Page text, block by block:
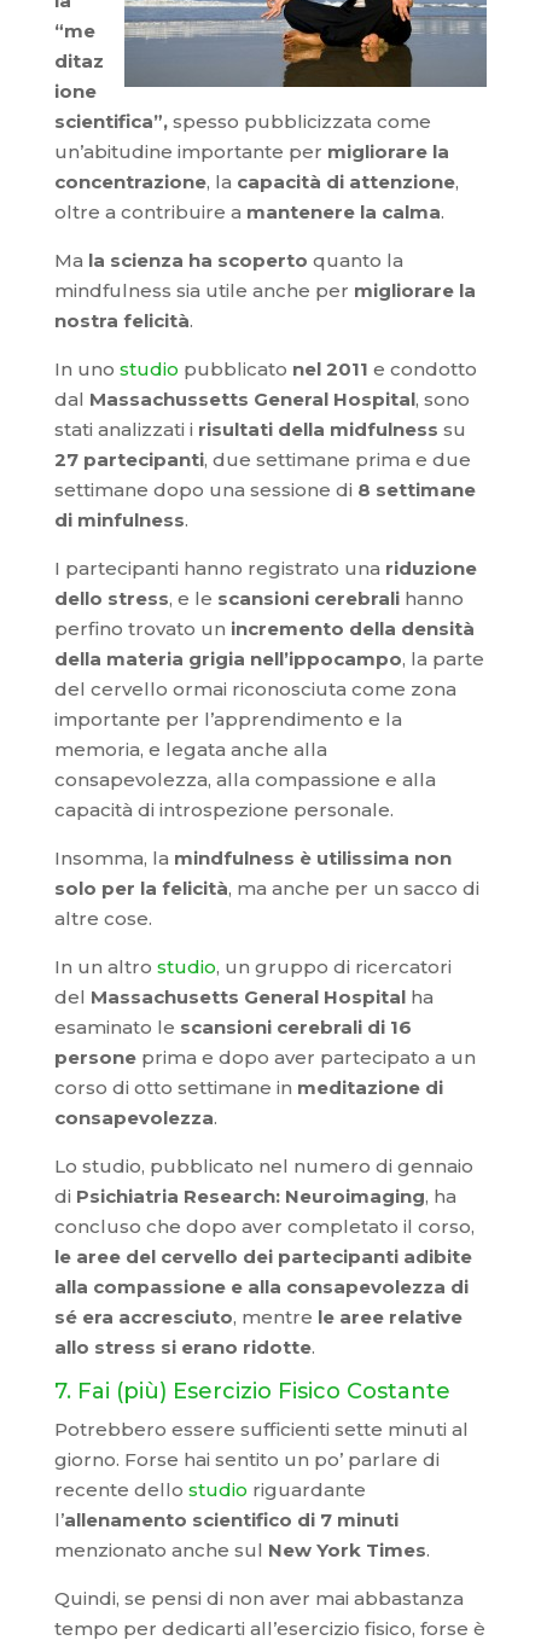
“me
ditaz
ione
scientifica”, spesso pubblicizzata come
un’abitudine importante per migliorare la
concentrazione, la capacità di attenzione,
oltre a contribuire a mantenere la calma.
Ma la scienza ha scoperto quanto la
mindfulness sia utile anche per migliorare la
nostra felicità.
In uno studio pubblicato nel 2011 e condotto
dal Massachussetts General Hospital, sono
stati analizzati i risultati della midfulness su
27 partecipanti, due settimane prima e due
settimane dopo una sessione di 8 settimane
di minfulness.
I partecipanti hanno registrato una riduzione
dello stress, e le scansioni cerebralihanno
perfino trovato un incremento della densità
della materia grigia nell’ippocampo, la parte
del cervello ormai riconosciuta come zona
importante per l’apprendimento e la
memoria, e legata anche alla
consapevolezza, alla compassione e alla
capacità di introspezione personale.
Insomma, la mindfulness è utilissima non
solo per la felicità, ma anche per un sacco di
altre cose.
In un altro studio, un gruppo di ricercatori
del Massachusetts General Hospitalha
esaminato le scansioni cerebrali di 16
personeprima e dopo aver partecipato a un
corso di otto settimane in meditazione di
consapevolezza.
Lo studio, pubblicato nel numero di gennaio
di Psichiatria Research: Neuroimaging, ha
concluso che dopo aver completato il corso,
le aree del cervello dei partecipanti adibite
alla compassione e alla consapevolezza di
sé era accresciuto, mentre le aree relative
allo stress si erano ridotte.
7. Fai (più) Esercizio Fisico Costante
Potrebbero essere sufficienti sette minuti al
giorno. Forse hai sentito un po’ parlare di
recente dello studio riguardante
l’allenamento scientifico di 7 minuti
menzionato anche sul New York Times.
Quindi, se pensi di non aver mai abbastanza
tempo per dedicarti all’esercizio fisico, forse è